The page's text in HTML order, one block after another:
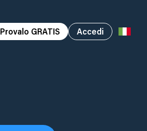
Provalo GRATIS Accedi